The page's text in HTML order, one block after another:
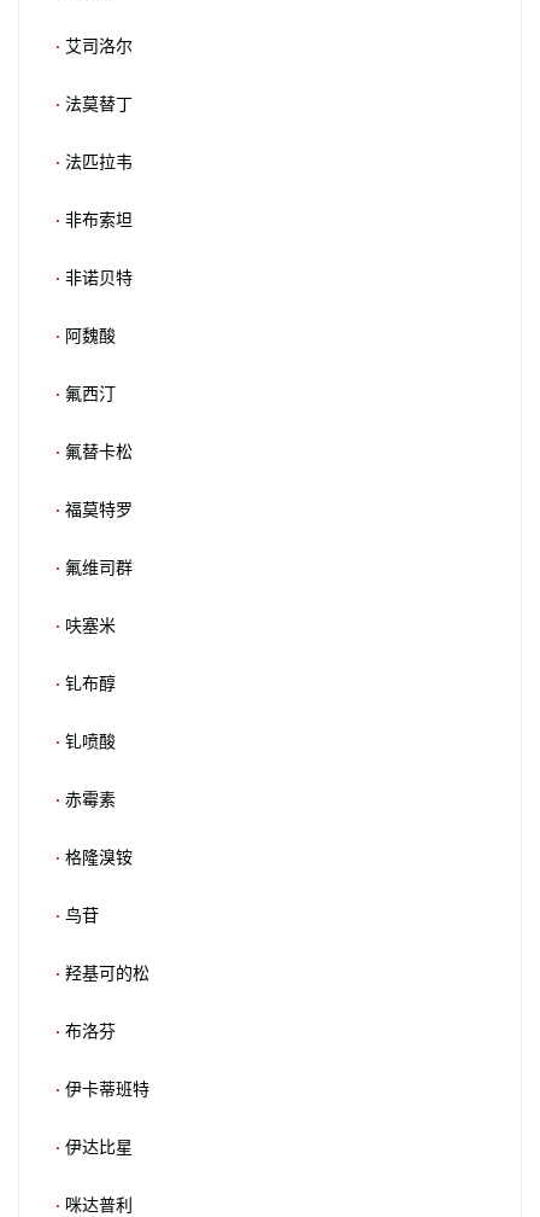
· 艾司洛尔
· 法莫替丁
· 法匹拉韦
· 非布索坦
· 非诺贝特
· 阿魏酸
· 氟西汀
· 氟替卡松
· 福莫特罗
· 氟维司群
· 呋塞米
· 钆布醇
· 钆喷酸
· 赤霉素
· 格隆溴铵
· 鸟苷
· 羟基可的松
· 布洛芬
· 伊卡蒂班特
· 伊达比星
· 咪达普利